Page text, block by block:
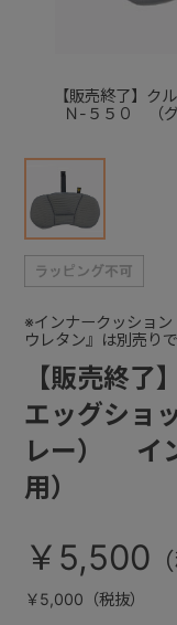
【販売終了】
Ｎ-５５０ （
【販売終
エッグシ
レー） イ
用）
※インナークッショ
ウレタン』は別売り
￥5,500
￥5,000（税抜）